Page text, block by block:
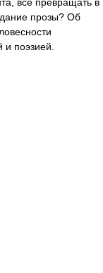
прозы? Об
поэзией.